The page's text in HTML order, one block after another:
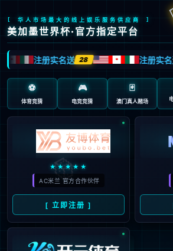
抱歉，页面无法访问...